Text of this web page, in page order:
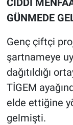
CİDDİ
GÜNMEDE
Genç çiftçi
şartnameye
dağıtıldığı
TİGEM
elde ettiğine
gelmişti.